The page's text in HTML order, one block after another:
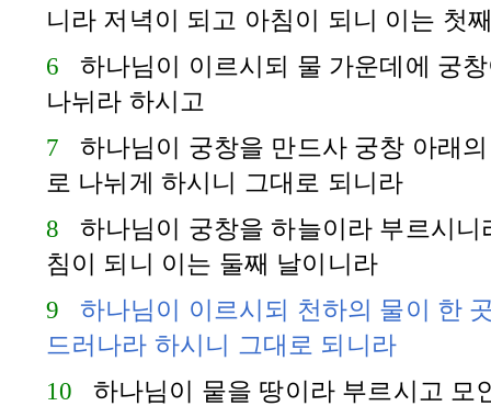
니라 저녁이 되고 아침이 되니 이는 첫
6 하나님이 이르시되 물 가운데에 궁
나뉘라 하시고
7 하나님이 궁창을 만드사 궁창 아래
로 나뉘게 하시니 그대로 되니라
8 하나님이 궁창을 하늘이라 부르시니
침이 되니 이는 둘째 날이니라
9 하나님이 이르시되 천하의 물이 한
드러나라 하시니 그대로 되니라
10 하나님이 뭍을 땅이라 부르시고 모